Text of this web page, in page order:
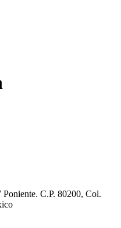
C.P. 80200, Col.